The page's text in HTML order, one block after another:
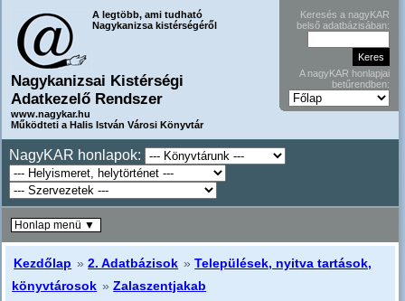
A legtöbb, ami tudható
Nagykanizsa kistérségéről
Nagykanizsai Kistérségi
Adatkezelő Rendszer
www.nagykar.hu
Működteti a Halis István Városi Könyvtár
Keresés a nagyKAR
belső adatbázisában:
A nagyKAR honlapjai
betűrendben:
NagyKAR honlapok:
Kezdőlap »2. Adatbázisok »Települések, nyitva tartások,
könyvtárosok »Zalaszentjakab
Honlap menü ▼